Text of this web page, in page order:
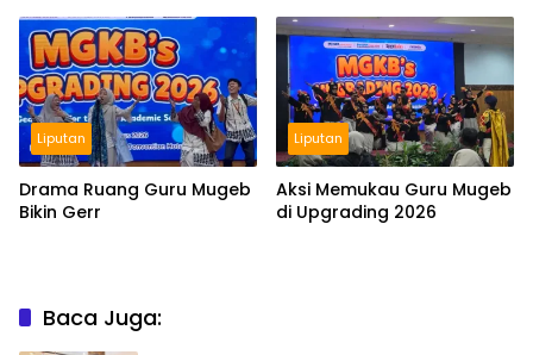
Liputan
Drama Ruang Guru Mugeb
Bikin Gerr
Liputan
Aksi Memukau Guru Mugeb
di Upgrading 2026
Baca Juga: